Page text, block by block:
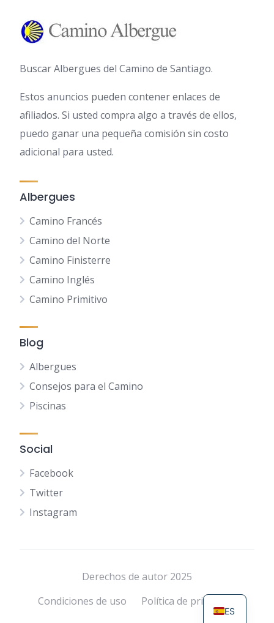
Buscar Albergues del Camino de Santiago.
Estos anuncios pueden contener enlaces de
afiliados. Si usted compra algo a través de ellos,
puedo ganar una pequeña comisión sin costo
adicional para usted.
Albergues
Camino Francés
Camino del Norte
Camino Finisterre
Camino Inglés
Camino Primitivo
Blog
Albergues
Consejos para el Camino
Piscinas
Social
Facebook
Twitter
Instagram
Derechos de autor 2025
Condiciones de uso
Política de privacidad
ES